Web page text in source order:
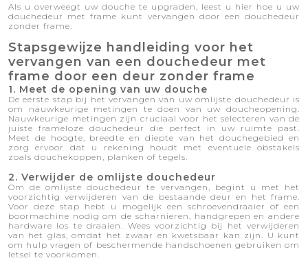
Als u overweegt uw douche te upgraden, leest u hier hoe u uw
douchedeur met frame kunt vervangen door een douchedeur
zonder frame.
Stapsgewijze handleiding voor het
vervangen van een douchedeur met
frame door een deur zonder frame
1. Meet de opening van uw douche
De eerste stap bij het vervangen van uw omlijste douchedeur is
om nauwkeurige metingen te doen van uw doucheopening.
Nauwkeurige metingen zijn cruciaal voor het selecteren van de
juiste frameloze douchedeur die perfect in uw ruimte past.
Meet de hoogte, breedte en diepte van het douchegebied en
zorg ervoor dat u rekening houdt met eventuele obstakels
zoals douchekoppen, planken of tegels.
2. Verwijder de omlijste douchedeur
Om de omlijste douchedeur te vervangen, begint u met het
voorzichtig verwijderen van de bestaande deur en het frame.
Voor deze stap hebt u mogelijk een schroevendraaier of een
boormachine nodig om de scharnieren, handgrepen en andere
hardware los te draaien. Wees voorzichtig bij het verwijderen
van het glas, omdat het zwaar en kwetsbaar kan zijn. U kunt
om hulp vragen of beschermende handschoenen gebruiken om
letsel te voorkomen.